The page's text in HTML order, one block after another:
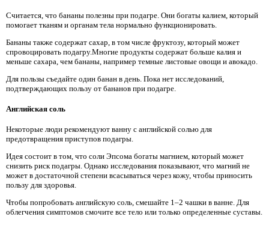
Считается, что бананы полезны при подагре. Они богаты калием, который
помогает тканям и органам тела нормально функционировать.
Бананы также содержат сахар, в том числе фруктозу, который может
спровоцировать подагру.Многие продукты содержат больше калия и
меньше сахара, чем бананы, например темные листовые овощи и авокадо.
Для пользы съедайте один банан в день. Пока нет исследований,
подтверждающих пользу от бананов при подагре.
Английская соль
Некоторые люди рекомендуют ванну с английской солью для
предотвращения приступов подагры.
Идея состоит в том, что соли Эпсома богаты магнием, который может
снизить риск подагры. Однако исследования показывают, что магний не
может в достаточной степени всасываться через кожу, чтобы приносить
пользу для здоровья.
Чтобы попробовать английскую соль, смешайте 1–2 чашки в ванне. Для
облегчения симптомов смочите все тело или только определенные суставы.